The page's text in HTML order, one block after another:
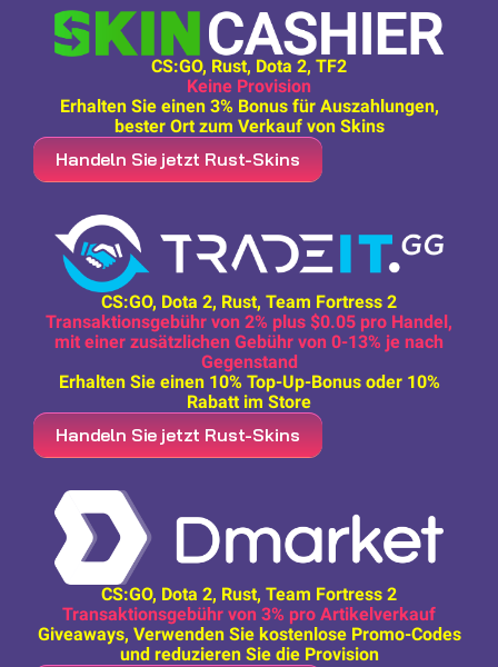
CS:GO, Rust, Dota 2, TF2
Keine Provision
Erhalten Sie einen 3% Bonus für Auszahlungen,
bester Ort zum Verkauf von Skins
Handeln Sie jetzt Rust-Skins
CS:GO, Dota 2, Rust, Team Fortress 2
Transaktionsgebühr von 2% plus $0.05 pro Handel,
mit einer zusätzlichen Gebühr von 0-13% je nach
Gegenstand
Erhalten Sie einen 10% Top-Up-Bonus oder 10%
Rabatt im Store
Handeln Sie jetzt Rust-Skins
CS:GO, Dota 2, Rust, Team Fortress 2
Transaktionsgebühr von 3% pro Artikelverkauf
Giveaways, Verwenden Sie kostenlose Promo-Codes
und reduzieren Sie die Provision